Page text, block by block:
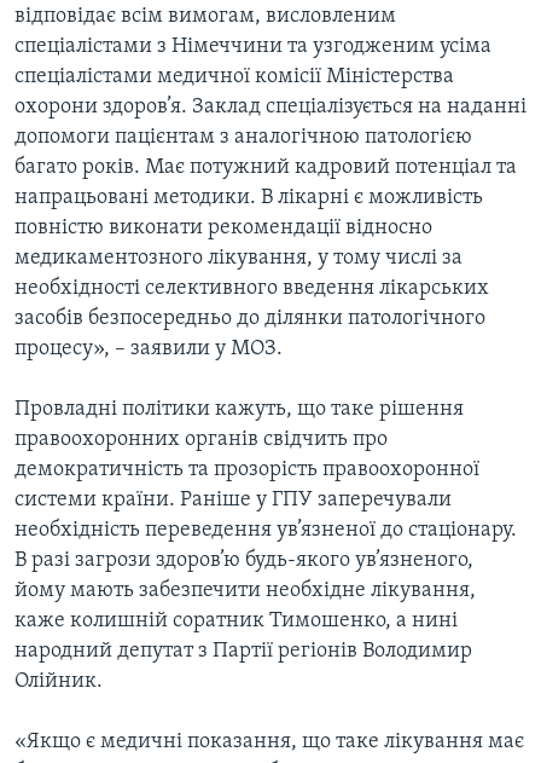
відповідає всім вимогам, висловленим
спеціалістами з Німеччини та узгодженим усіма
спеціалістами медичної комісії Міністерства
охорони здоров’я. Заклад спеціалізується на наданні
допомоги пацієнтам з аналогічною патологією
багато років. Має потужний кадровий потенціал та
напрацьовані методики. В лікарні є можливість
повністю виконати рекомендації відносно
медикаментозного лікування, у тому числі за
необхідності селективного введення лікарських
засобів безпосередньо до ділянки патологічного
процесу», – заявили у МОЗ.
Провладні політики кажуть, що таке рішення
правоохоронних органів свідчить про
демократичність та прозорість правоохоронної
системи країни. Раніше у ГПУ заперечували
необхідність переведення ув’язненої до стаціонару.
В разі загрози здоров’ю будь-якого ув’язненого,
йому мають забезпечити необхідне лікування,
каже колишній соратник Тимошенко, а нині
народний депутат з Партії регіонів Володимир
Олійник.
«Якщо є медичні показання, що таке лікування має